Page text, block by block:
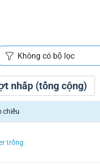
nhấp (tổng cộng)
chiếu
trống